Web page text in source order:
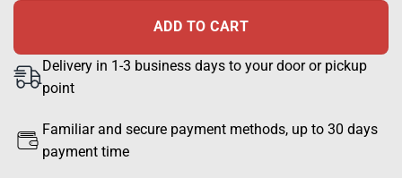
ADD TO CART
Delivery in 1-3 business days to your door or pickup
point
Familiar and secure payment methods, up to 30 days
payment time